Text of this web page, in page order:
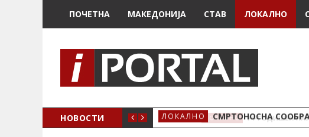
ПОЧЕТНА МАКЕДОНИЈА СТАВ ЛОКАЛНО
НОВОСТИ ЛОКАЛНО СМРТОНОСНА